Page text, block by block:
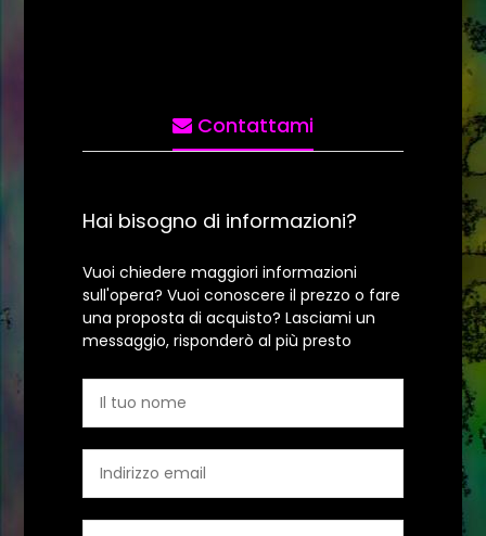
Contattami
Hai bisogno di informazioni?
Vuoi chiedere maggiori informazioni
sull'opera? Vuoi conoscere il prezzo o fare
una proposta di acquisto? Lasciami un
messaggio, risponderò al più presto